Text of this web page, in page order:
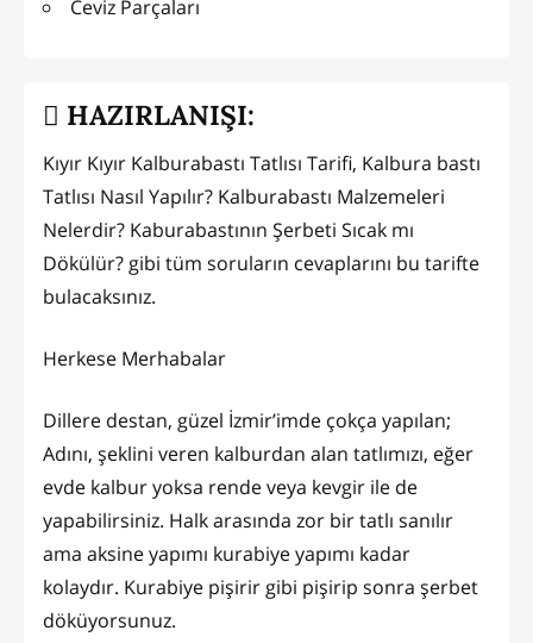
Ceviz Parçaları
HAZIRLANIŞI:
Kıyır Kıyır Kalburabastı Tatlısı Tarifi, Kalbura bastı
Tatlısı Nasıl Yapılır? Kalburabastı Malzemeleri
Nelerdir? Kaburabastının Şerbeti Sıcak mı
Dökülür? gibi tüm soruların cevaplarını bu tarifte
bulacaksınız.
Herkese Merhabalar
Dillere destan, güzel İzmir’imde çokça yapılan;
Adını, şeklini veren kalburdan alan tatlımızı, eğer
evde kalbur yoksa rende veya kevgir ile de
yapabilirsiniz. Halk arasında zor bir tatlı sanılır
ama aksine yapımı kurabiye yapımı kadar
kolaydır. Kurabiye pişirir gibi pişirip sonra şerbet
döküyorsunuz.